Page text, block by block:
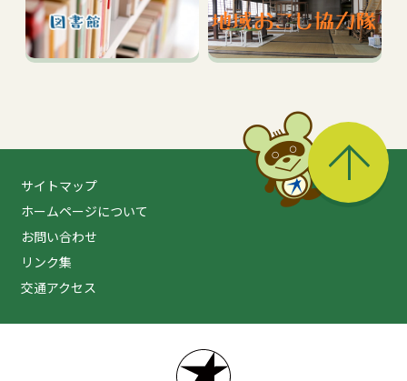
サイトマップ
ホームページについて
お問い合わせ
リンク集
交通アクセス